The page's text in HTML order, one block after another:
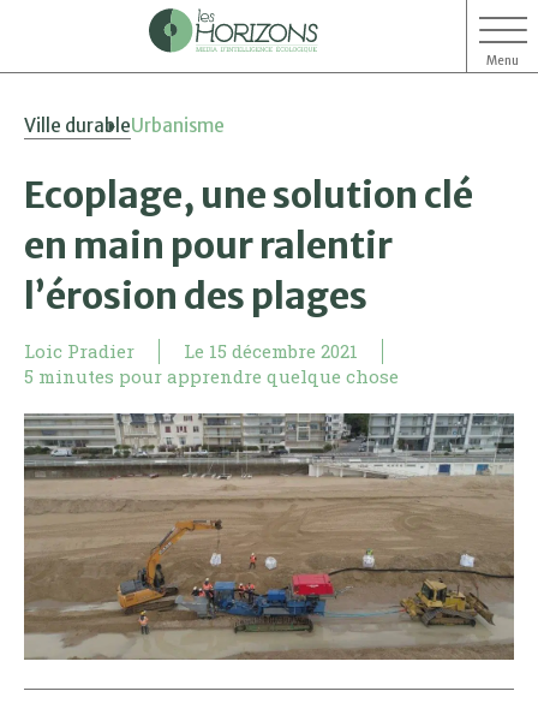
Menu
Ville durableUrbanisme
Ecoplage, une solution clé
en main pour ralentir
l’érosion des plages
Loic Pradier Le 15 décembre 2021
5 minutes pour apprendre quelque chose